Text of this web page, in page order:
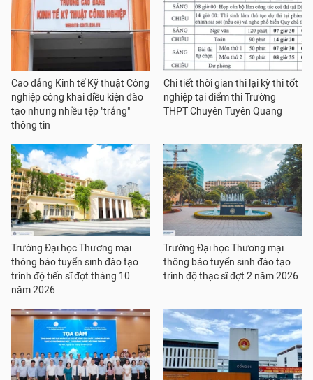
Cao đẳng Kinh tế Kỹ thuật Công
nghiệp công khai điều kiện đào
tạo nhưng nhiều tệp "trắng"
thông tin
Chi tiết thời gian thi lại kỳ thi tốt
nghiệp tại điểm thi Trường
THPT Chuyên Tuyên Quang
Trường Đại học Thương mại
thông báo tuyển sinh đào tạo
trình độ tiến sĩ đợt tháng 10
năm 2026
Trường Đại học Thương mại
thông báo tuyển sinh đào tạo
trình độ thạc sĩ đợt 2 năm 2026